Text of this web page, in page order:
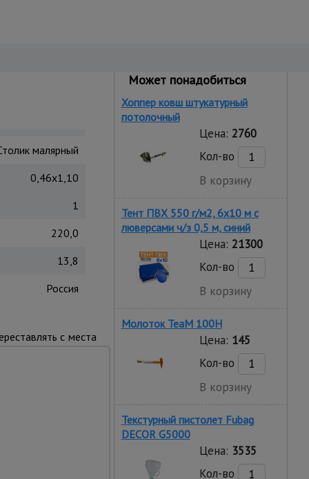
малярный
0,46x1,10
1
220,0
13,8
Россия
с места
конструкции – 90
Может понадобиться
Хоппер ковш штукатурный
потолочный
Цена: 2760
Кол-во
В корзину
Тент ПВХ 550 г/м2, 6х10 м с
люверсами ч/з 0,5 м, синий
Цена: 21300
Кол-во
В корзину
Молоток TeaM 100H
Цена: 145
Кол-во
В корзину
Текстурный пистолет Fubag
DECOR G5000
Цена: 3535
Кол-во